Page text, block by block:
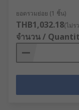
ยอดรวมย่อย (1 ชิ้น)
THB1,032.18(ไม่ร
จำนวน /